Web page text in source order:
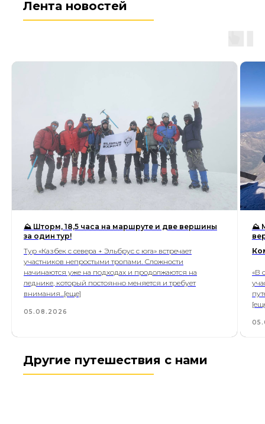
Лента новостей
⛰ Шторм, 18,5 часа на маршруте и две вершины
за один тур!
Тур «Казбек с севера + Эльбрус с юга» встречает
участников непростыми тропами. Сложности
начинаются уже на подходах и продолжаются на
леднике, который постоянно меняется и требует
внимания...[еще]
05.08.2026
⛰
«В
Другие путешествия с нами